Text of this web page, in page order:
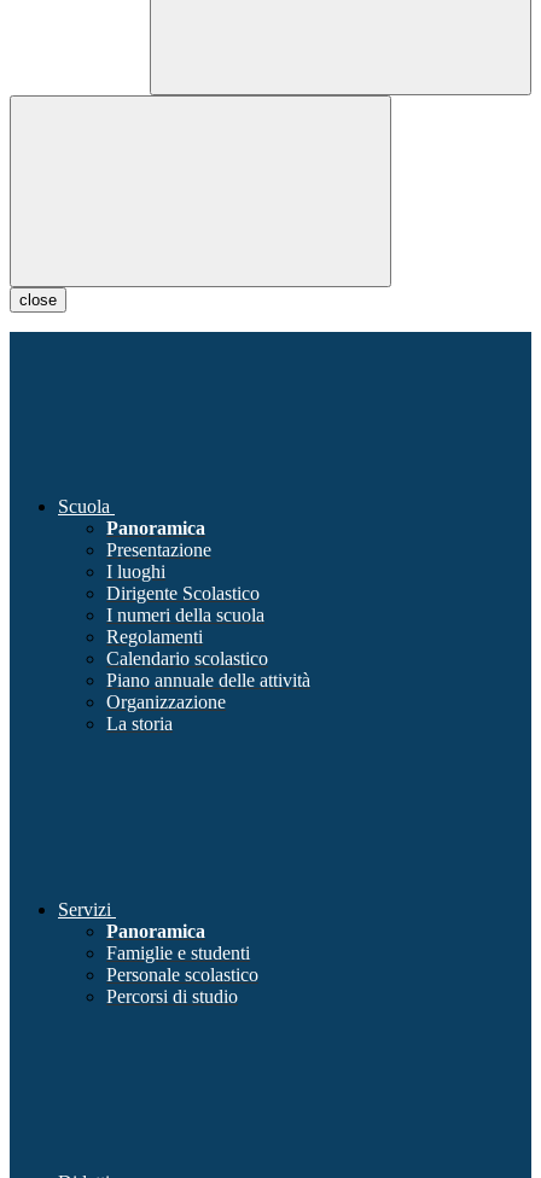
close
Scuola
Panoramica
Presentazione
I luoghi
Dirigente Scolastico
I numeri della scuola
Regolamenti
Calendario scolastico
Piano annuale delle attività
Organizzazione
La storia
Servizi
Panoramica
Famiglie e studenti
Personale scolastico
Percorsi di studio